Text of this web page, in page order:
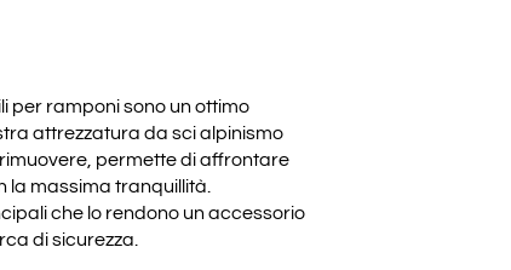
per ramponi sono un ottimo
attrezzatura da sci alpinismo
permette di affrontare
la massima tranquillità.
che lo rendono un accessorio
di sicurezza.